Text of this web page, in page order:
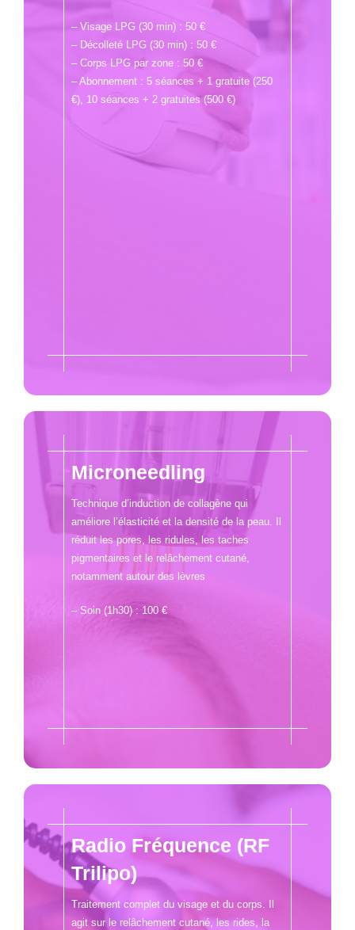
– Visage LPG (30 min) : 50 €
– Décolleté LPG (30 min) : 50 €
– Corps LPG par zone : 50 €
– Abonnement : 5 séances + 1 gratuite (250
€), 10 séances + 2 gratuites (500 €)
Microneedling
Technique d’induction de collagène qui
améliore l’élasticité et la densité de la peau. Il
réduit les pores, les ridules, les taches
pigmentaires et le relâchement cutané,
notamment autour des lèvres
– Soin (1h30) : 100 €
Radio Fréquence (RF
Trilipo)
Traitement complet du visage et du corps. Il
agit sur le relâchement cutané, les rides, la